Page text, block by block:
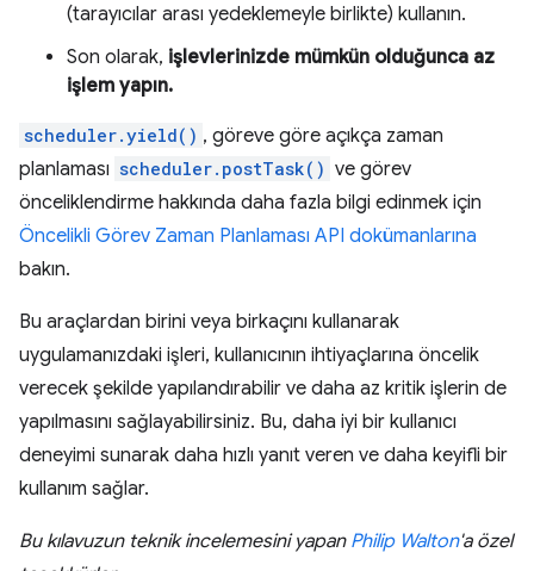
(tarayıcılar arası yedeklemeyle birlikte) kullanın.
Son olarak, işlevlerinizde mümkün olduğunca az
işlem yapın.
scheduler.yield() , göreve göre açıkça zaman
planlaması scheduler.postTask() ve görev
önceliklendirme hakkında daha fazla bilgi edinmek için
Öncelikli Görev Zaman Planlaması API dokümanlarına
bakın.
Bu araçlardan birini veya birkaçını kullanarak
uygulamanızdaki işleri, kullanıcının ihtiyaçlarına öncelik
verecek şekilde yapılandırabilir ve daha az kritik işlerin de
yapılmasını sağlayabilirsiniz. Bu, daha iyi bir kullanıcı
deneyimi sunarak daha hızlı yanıt veren ve daha keyifli bir
kullanım sağlar.
Bu kılavuzun teknik incelemesini yapan Philip Walton'a özel